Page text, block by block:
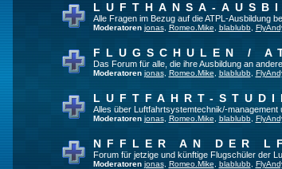
LUFTHANSA-
Alle Fragen im Bezug auf die ATPL-Ausbildung
Moderatoren jonas, Romeo.Mike blablubb,
FLUGSCHULEN /
Das Forum für alle, die ihre Ausbildung an
Moderatoren jonas, Romeo.Mike blablubb,
LUFTFAHRT-
Alles über Luftfahrtsystemtechnik/-
Moderatoren jonas, Romeo.Mike blablubb,
NFFLER AN DER
Forum für jetzige und künftige Flugschüler der
Moderatoren jonas, Romeo.Mike blablubb,